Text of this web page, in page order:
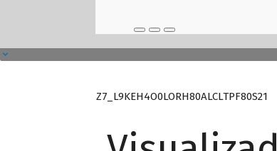
Z7_L9KEH4O0LORH80ALCLTPF80S21